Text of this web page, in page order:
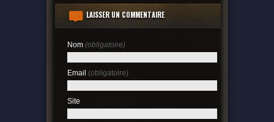
LAISSER UN COMMENTAIRE
Nom (obligatoire)
Email (obligatoire)
Site